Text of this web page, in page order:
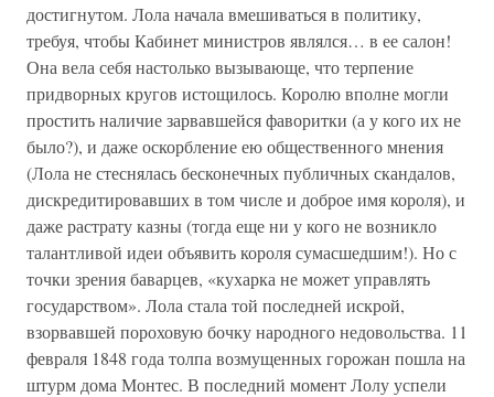
достигнутом. Лола начала вмешиваться в политику,
требуя, чтобы Кабинет министров являлся… в ее салон!
Она вела себя настолько вызывающе, что терпение
придворных кругов истощилось. Королю вполне могли
простить наличие зарвавшейся фаворитки (а у кого их не
было?), и даже оскорбление ею общественного мнения
(Лола не стеснялась бесконечных публичных скандалов,
дискредитировавших в том числе и доброе имя короля), и
даже растрату казны (тогда еще ни у кого не возникло
талантливой идеи объявить короля сумасшедшим!). Но с
точки зрения баварцев, «кухарка не может управлять
государством». Лола стала той последней искрой,
взорвавшей пороховую бочку народного недовольства. 11
февраля 1848 года толпа возмущенных горожан пошла на
штурм дома Монтес. В последний момент Лолу успели